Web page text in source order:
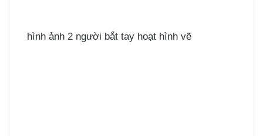
hình ảnh 2 người bắt tay hoạt hình vẽ